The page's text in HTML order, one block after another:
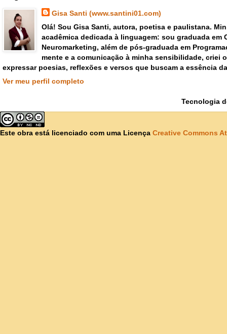
Gisa Santi (www.santini01.com)
Olá! Sou Gisa Santi, autora, poetisa e paulistana.
acadêmica dedicada à linguagem: sou graduada
Neuromarketing, além de pós-graduada em
mente e a comunicação à minha sensibilidade, criei
expressar poesias, reflexões e versos que buscam a essência
Ver meu perfil completo
Tecnologia
Este obra está licenciado com uma Licença Creative Commons